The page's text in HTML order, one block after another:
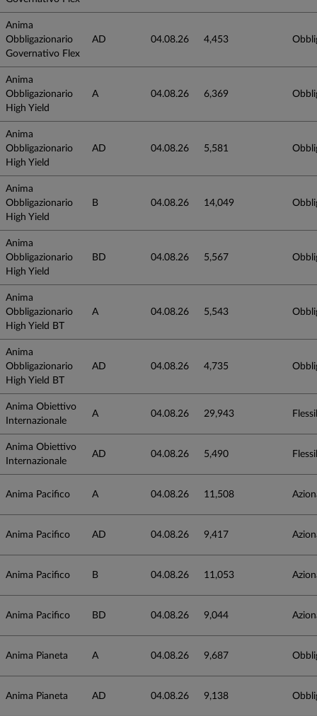
Anima
Obbligazionario
Governativo Flex
AD 04.08.26 4,453
Anima
Obbligazionario
High Yield
A 04.08.26 6,369
Anima
Obbligazionario
High Yield
AD 04.08.26 5,581
Anima
Obbligazionario
High Yield
B 04.08.26 14,049
Anima
Obbligazionario
High Yield
BD 04.08.26 5,567
Anima
Obbligazionario
High Yield BT
A 04.08.26 5,543
Anima
Obbligazionario
High Yield BT
AD 04.08.26 4,735
Anima Obiettivo
Internazionale
A 04.08.26 29,943
Anima Obiettivo
Internazionale
AD 04.08.26 5,490
Anima Pacifico A 04.08.26 11,508
Anima Pacifico AD 04.08.26 9,417
Anima Pacifico B 04.08.26 11,053
Anima Pacifico BD 04.08.26 9,044
Anima Pianeta A 04.08.26 9,687
Anima Pianeta AD 04.08.26 9,138